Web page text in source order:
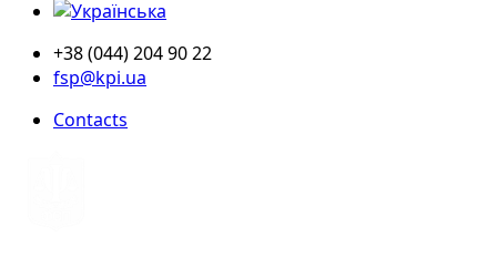
+38 (044) 204 90 22
fsp@kpi.ua
Contacts